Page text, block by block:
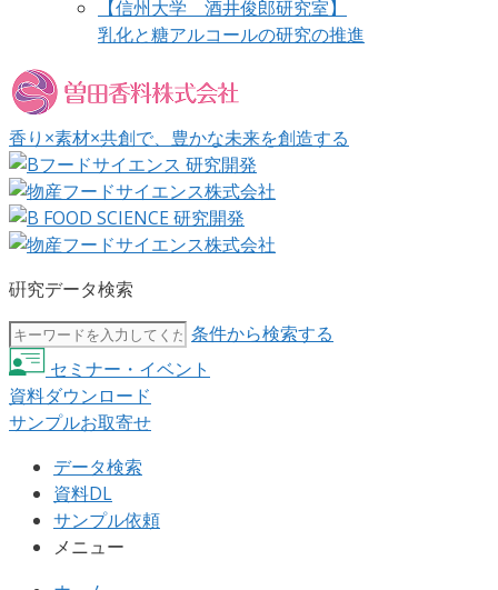
【信州大学 酒井俊郎研究室】
乳化と糖アルコールの研究の推進
香り×素材×共創で、豊かな未来を創造する
硏究データ検索
条件から検索する
セミナー・イベント
資料ダウンロード
サンプルお取寄せ
データ検索
資料DL
サンプル依頼
メニュー